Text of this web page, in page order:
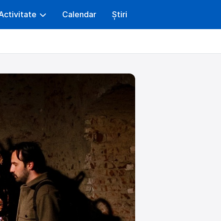
Calendar Știri